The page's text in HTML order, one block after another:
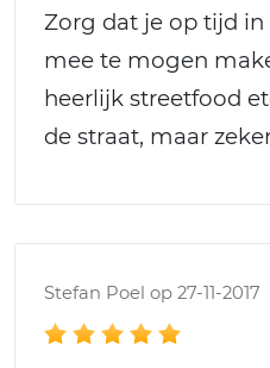
Zorg dat je op tijd
mee te mogen
heerlijk streetfood
de straat, maar
Stefan Poel op 27-11-2017